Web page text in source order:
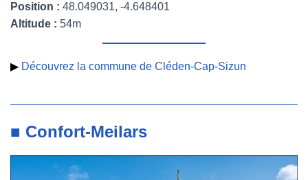
Position : 48.049031, -4.648401
Altitude : 54m
▶ Découvrez la commune de Cléden-Cap-Sizun
■ Confort-Meilars